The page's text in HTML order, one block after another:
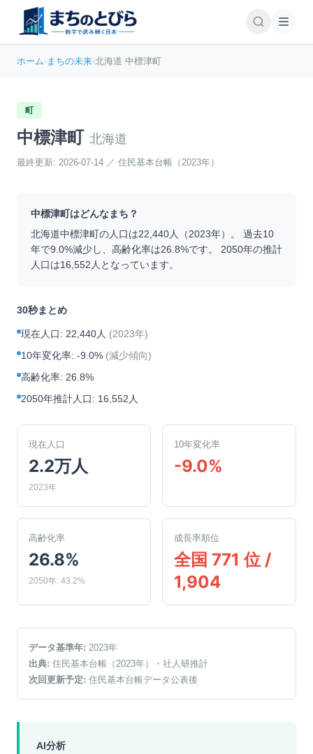
ホーム›まちの未来›北海道 中標津町
町
中標津町 北海道
最終更新: 2026-07-14 ／ 住民基本台帳（2023年）
中標津町はどんなまち？
北海道中標津町の人口は22,440人（2023年）。 過去10
年で9.0%減少し、高齢化率は26.8%です。 2050年の推計
人口は16,552 人となっています。
30秒まとめ
現在人口: 22,440人 (2023年)
10年変化率: -9.0% (減少傾向)
高齢化率: 26.8%
2050年推計人口: 16,552人
現在人口
2.2万人
2023年
10年変化率
-9.0%
高齢化率
26.8%
2050年: 43.2%
成長率順位
全国 771 位 /
1,904
データ基準年: 2023年
出典: 住民基本台帳（2023年）
・社人研推計
次回更新予定: 住民基本台帳データ公表後
AI分析